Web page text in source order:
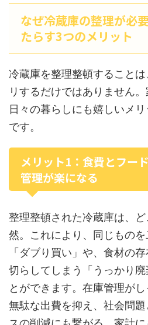
なぜ冷蔵庫の整理が必
たらす3つのメリット
冷蔵庫を整理整頓すること
リするだけではありません
日々の暮らしにも嬉しいメ
です。
メリット1：食費とフー
管理が楽になる
整理整頓された冷蔵庫は、
然。これにより、同じもの
「ダブり買い」や、食材の
切らしてしまう「うっかり
とができます。在庫管理がし
無駄な出費を抑え、社会問